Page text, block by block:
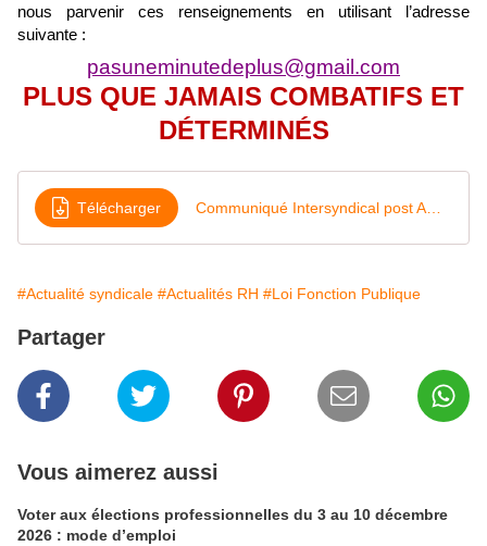
nous parvenir ces renseignements en utilisant l’adresse
suivante :
pasuneminutedeplus@gmail.com
PLUS QUE JAMAIS COMBATIFS ET
DÉTERMINÉS
Télécharger
#Actualité syndicale #Actualités RH #Loi Fonction Publique
Partager
Vous aimerez aussi
Voter aux élections professionnelles du 3 au 10 décembre
2026 : mode d’emploi